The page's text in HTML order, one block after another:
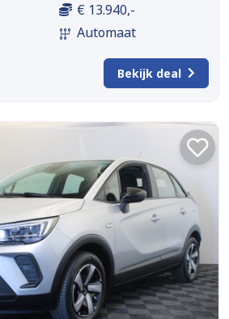
€ 13.940,-
Automaat
Bekijk deal